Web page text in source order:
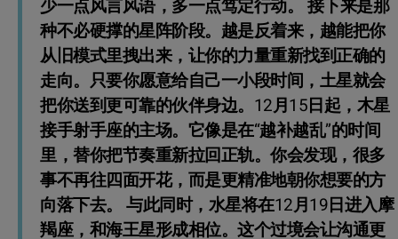
少一点风言风语，多一点笃定行动。 接下来是那
种不必硬撑的星阵阶段。越是反着来，越能把你
从旧模式里拽出来，让你的力量重新找到正确的
走向。只要你愿意给自己一小段时间，土星就会
把你送到更可靠的伙伴身边。12月15日起，木星
接手射手座的主场。它像是在“越补越乱”的时间
里，替你把节奏重新拉回正轨。你会发现，很多
事不再往四面开花，而是更精准地朝你想要的方
向落下去。 与此同时，水星将在12月19日进入摩
羯座，和海王星形成相位。这个过境会让沟通更